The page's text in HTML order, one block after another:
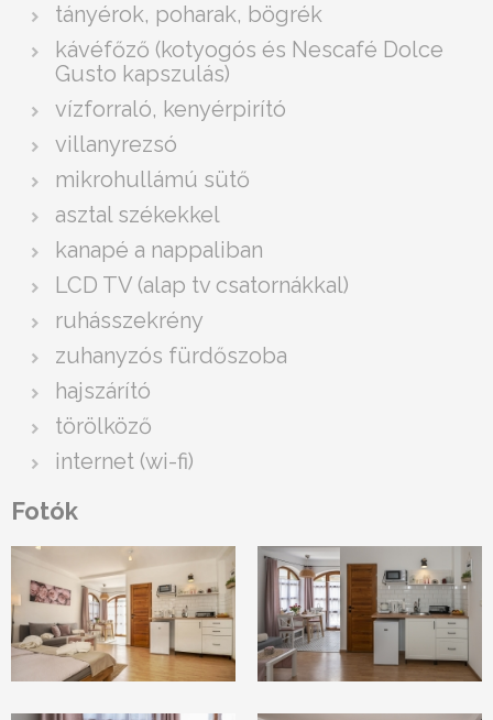
tányérok, poharak, bögrék
kávéfőző (kotyogós és Nescafé Dolce
Gusto kapszulás)
vízforraló, kenyérpirító
villanyrezsó
mikrohullámú sütő
asztal székekkel
kanapé a nappaliban
LCD TV (alap tv csatornákkal)
ruhásszekrény
zuhanyzós fürdőszoba
hajszárító
törölköző
internet (wi-fi)
Fotók